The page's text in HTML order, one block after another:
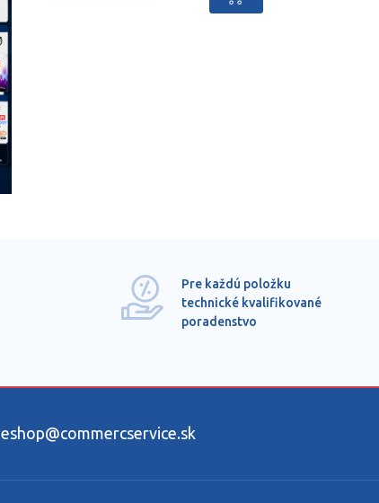
Pre každú položku
technické kvalifikované
poradenstvo
eshop@commercservice.sk